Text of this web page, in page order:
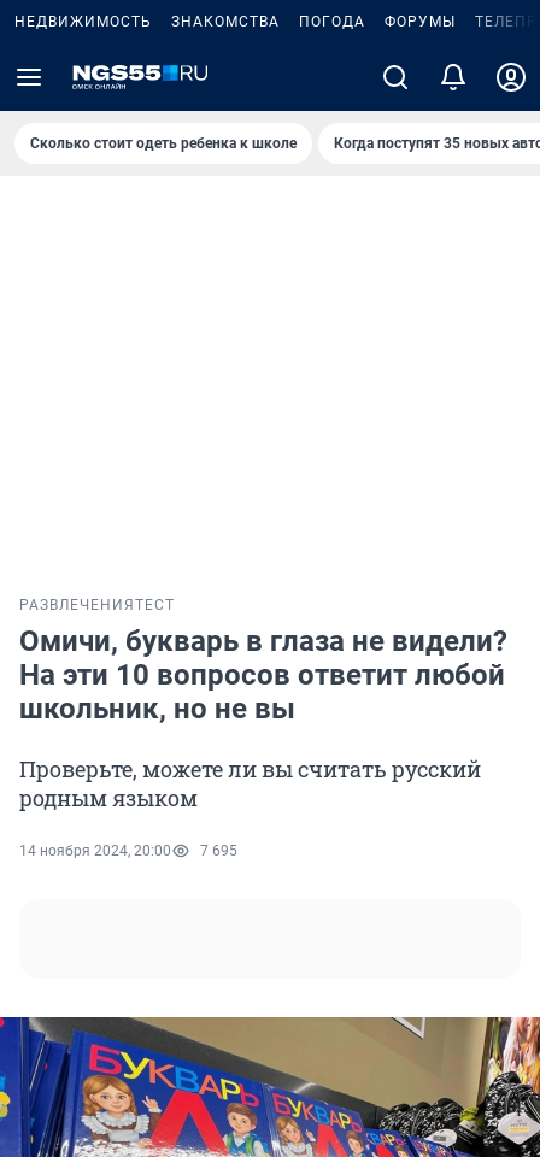
НЕДВИЖИМОСТЬ ЗНАКОМСТВА ПОГОДА ФОРУМЫ
Сколько стоит одеть ребенка к школе Когда поступят 35 новых
РАЗВЛЕЧЕНИЯ ТЕСТ
Омичи, букварь в глаза не видели?
На эти 10 вопросов ответит любой
школьник, но не вы
Проверьте, можете ли вы считать русский
родным языком
14 ноября 2024, 20:00 7 695